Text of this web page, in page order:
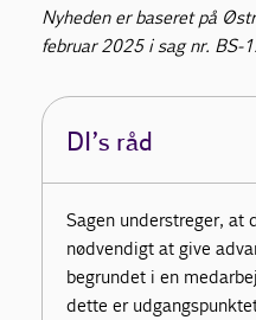
Nyheden er baseret på
februar 2025 i sag nr.
DI’s råd
Sagen understreger, at
nødvendigt at give
begrundet i en
dette er